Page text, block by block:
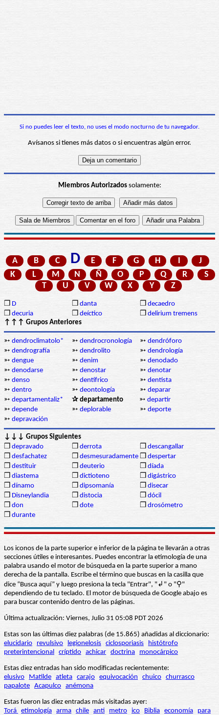
Si no puedes leer el texto, no uses el modo nocturno de tu navegador.
Avísanos si tienes más datos o si encuentras algún error.
Miembros Autorizadossolamente:
A B C D E F G H I
J
K
L M N Ñ O P Q R
S
T
U V W X Y Z
❒ D ❒ danta ❒ decaedro
❒ decuria ❒ deíctico ❒ delirium tremens
↑↑↑ Grupos Anteriores
➳ dendroclimatolo* ➳ dendrocronología ➳ dendróforo
➳ dendrografía ➳ dendrolito ➳ dendrología
➳ dengue ➳ denim ➳ denodado
➳ denodarse ➳ denostar ➳ denotar
➳ denso ➳ dentífrico ➳ dentista
➳ dentro ➳ deontología ➳ deparar
➳ departamentaliz* ✰ departamento ➳ departir
➳ depende ➳ deplorable ➳ deporte
➳ depravación
↓↓↓ Grupos Siguientes
❒ depravado ❒ derrota ❒ descangallar
❒ desfachatez ❒ desmesuradamente ❒ despertar
❒ destituir ❒ deuterio ❒ díada
❒ diastema ❒ dictioteno ❒ digástrico
❒ dínamo ❒ dipsomanía ❒ disecar
❒ Disneylandia ❒ distocia ❒ dócil
❒ don ❒ dote ❒ drosómetro
❒ durante
Los iconos de la parte superior e inferior de la página te llevarán a otras
secciones útiles e interesantes. Puedes encontrar la etimología de una
palabra usando el motor de búsqueda en la parte superior a mano
derecha de la pantalla. Escribe el término que buscas en la casilla que
dice “Busca aquí” y luego presiona la tecla "Entrar", "↲" o "⚲"
dependiendo de tu teclado. El motor de búsqueda de Google abajo es
para buscar contenido dentro de las páginas.
Última actualización: Viernes, Julio 31 05:08 PDT 2026
Estas son las últimas diez palabras (de 15.865) añadidas al diccionario:
elucidario
revulsivo legionelosis ciclosporiasis
histótrofo
preterintencional críptido achicar doctrina monocárpico
Estas diez entradas han sido modificadas recientemente:
elusivo
Matilde atleta carajo equivocación chuico churrasco
papalote Acapulco anémona
Estas fueron las diez entradas más visitadas ayer:
Torá etimología arma chile anti metro ico Biblia economía para